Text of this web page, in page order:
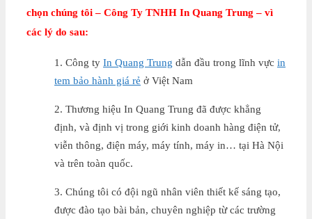
chọn chúng tôi – Công Ty TNHH In Quang Trung – vì
các lý do sau:
1. Công ty In Quang Trung dẫn đầu trong lĩnh vực in
tem bảo hành giá rẻ ở Việt Nam
2. Thương hiệu In Quang Trung đã được khẳng
định, và định vị trong giới kinh doanh hàng điện tử,
viễn thông, điện máy, máy tính, máy in… tại Hà Nội
và trên toàn quốc.
3. Chúng tôi có đội ngũ nhân viên thiết kế sáng tạo,
được đào tạo bài bản, chuyên nghiệp từ các trường